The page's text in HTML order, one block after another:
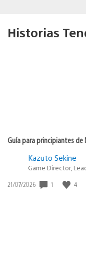
Historias
Guía para principiantes de
Kazuto Sekine
Game Director,
Fecha
21/07/2026 1 4